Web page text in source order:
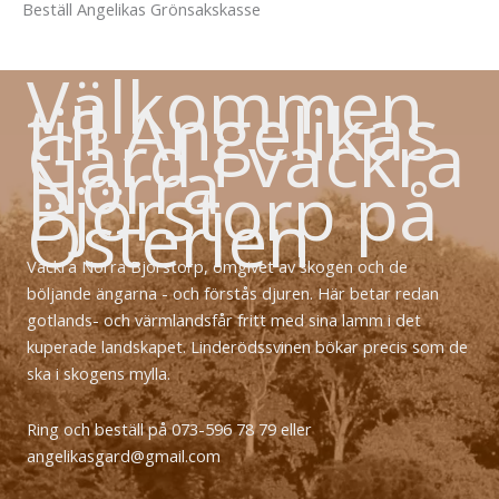
Beställ Angelikas Grönsakskasse
Välkommen
till Angelikas
Gård i vackra
Norra
Björstorp på
Österlen
Vackra Norra Björstorp, omgivet av skogen och de
böljande ängarna - och förstås djuren. Här betar redan
gotlands- och värmlandsfår fritt med sina lamm i det
kuperade landskapet. Linderödssvinen bökar precis som de
ska i skogens mylla.
Ring och beställ på 073-596 78 79 eller
angelikasgard@gmail.com